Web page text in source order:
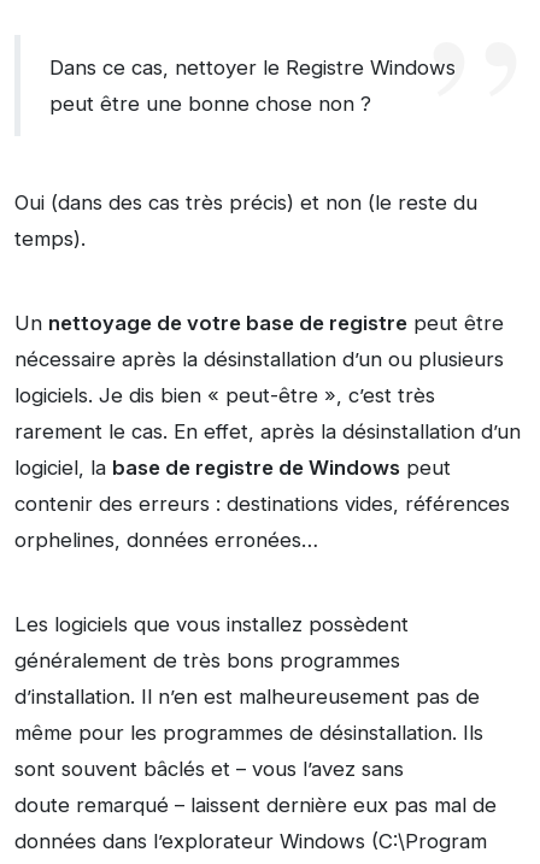
Dans ce cas, nettoyer le Registre Windows
peut être une bonne chose non ?
Oui (dans des cas très précis) et non (le reste du
temps).
Un nettoyage de votre base de registre peut être
nécessaire après la désinstallation d’un ou plusieurs
logiciels. Je dis bien « peut-être », c’est très
rarement le cas. En effet, après la désinstallation d’un
logiciel, la base de registre de Windows peut
contenir des erreurs : destinations vides, références
orphelines, données erronées…
Les logiciels que vous installez possèdent
généralement de très bons programmes
d’installation. Il n’en est malheureusement pas de
même pour les programmes de désinstallation. Ils
sont souvent bâclés et – vous l’avez sans
doute remarqué – laissent dernière eux pas mal de
données dans l’explorateur Windows (C:\Program